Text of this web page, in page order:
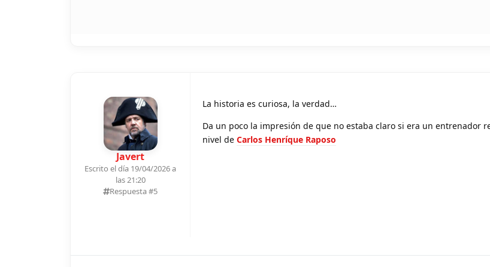
Javert
Escrito el día 19/04/2026 a
las 21:20
Respuesta #5
La historia es curiosa, la verdad…
Da un poco la impresión de que no estaba claro si era un entrenador
nivel de Carlos Henríque Raposo